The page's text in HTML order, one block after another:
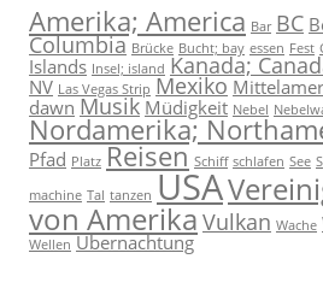
Amerika; America Bar BC
Columbia Brücke Bucht; bay essen Fest
Islands Insel; island Kanada;
NV Las Vegas Strip Mexiko
dawn Musik Müdigkeit Nebel
Nordamerika;
Pfad Platz Reisen Schiff schlafen See
machine Tal tanzen USA
von AmerikaVulkan Wache
Wellen Übernachtung